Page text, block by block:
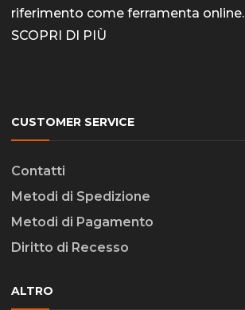
riferimento come ferramenta online.
SCOPRI DI PIÙ
CUSTOMER SERVICE
Contatti
Metodi di Spedizione
Metodi di Pagamento
Diritto di Recesso
ALTRO